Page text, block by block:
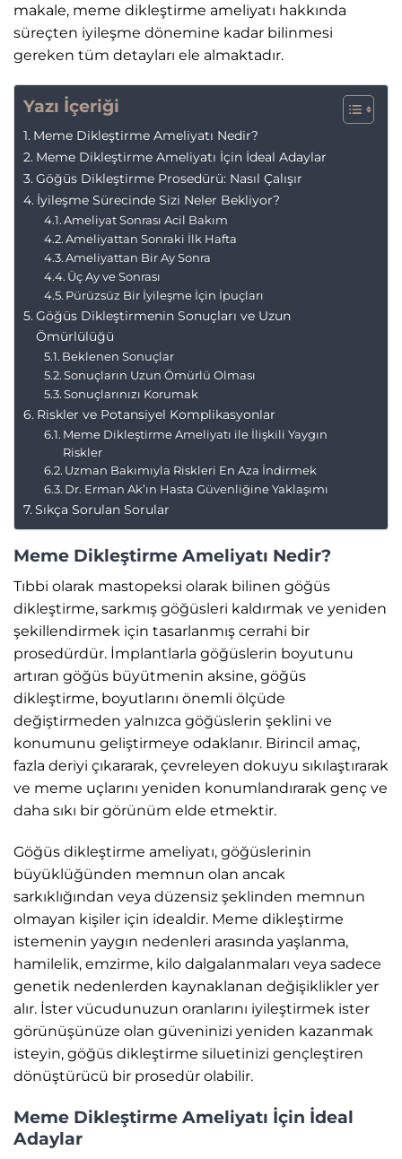
makale, meme dikleştirme ameliyatı hakkında
süreçten iyileşme dönemine kadar bilinmesi
gereken tüm detayları ele almaktadır.
Yazı İçeriği
Meme Dikleştirme Ameliyatı Nedir?
Meme Dikleştirme Ameliyatı İçin İdeal Adaylar
Göğüs Dikleştirme Prosedürü: Nasıl Çalışır
İyileşme Sürecinde Sizi Neler Bekliyor?
Ameliyat Sonrası Acil Bakım
Ameliyattan Sonraki İlk Hafta
Ameliyattan Bir Ay Sonra
Üç Ay ve Sonrası
Pürüzsüz Bir İyileşme İçin İpuçları
Göğüs Dikleştirmenin Sonuçları ve Uzun
Ömürlülüğü
Beklenen Sonuçlar
Sonuçların Uzun Ömürlü Olması
Sonuçlarınızı Korumak
Riskler ve Potansiyel Komplikasyonlar
Meme Dikleştirme Ameliyatı ile İlişkili Yaygın
Riskler
Uzman Bakımıyla Riskleri En Aza İndirmek
Dr. Erman Ak’ın Hasta Güvenliğine Yaklaşımı
Sıkça Sorulan Sorular
Meme Dikleştirme Ameliyatı Nedir?
Tıbbi olarak mastopeksi olarak bilinen göğüs
dikleştirme, sarkmış göğüsleri kaldırmak ve yeniden
şekillendirmek için tasarlanmış cerrahi bir
prosedürdür. İmplantlarla göğüslerin boyutunu
artıran göğüs büyütmenin aksine, göğüs
dikleştirme, boyutlarını önemli ölçüde
değiştirmeden yalnızca göğüslerin şeklini ve
konumunu geliştirmeye odaklanır. Birincil amaç,
fazla deriyi çıkararak, çevreleyen dokuyu sıkılaştırarak
ve meme uçlarını yeniden konumlandırarak genç ve
daha sıkı bir görünüm elde etmektir.
Göğüs dikleştirme ameliyatı, göğüslerinin
büyüklüğünden memnun olan ancak
sarkıklığından veya düzensiz şeklinden memnun
olmayan kişiler için idealdir. Meme dikleştirme
istemenin yaygın nedenleri arasında yaşlanma,
hamilelik, emzirme, kilo dalgalanmaları veya sadece
genetik nedenlerden kaynaklanan değişiklikler yer
alır. İster vücudunuzun oranlarını iyileştirmek ister
görünüşünüze olan güveninizi yeniden kazanmak
isteyin, göğüs dikleştirme siluetinizi gençleştiren
dönüştürücü bir prosedür olabilir.
Meme Dikleştirme Ameliyatı İçin İdeal
Adaylar